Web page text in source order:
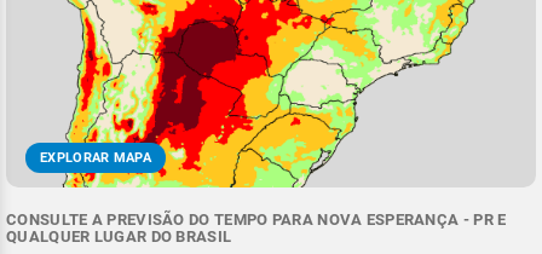
EXPLORAR MAPA
CONSULTE A PREVISÃO DO TEMPO PARA NOVA ESPERANÇA - PR E
QUALQUER LUGAR DO BRASIL